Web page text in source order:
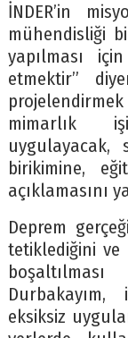
İNDER’in
mühendisliği
yapılması
etmektir”
mimarlık
birikimine,
açıklamasını
Deprem
tetiklediğini ve
eksiksiz